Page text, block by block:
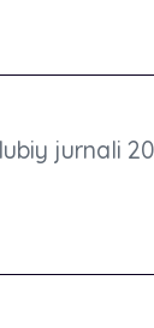
jurnali